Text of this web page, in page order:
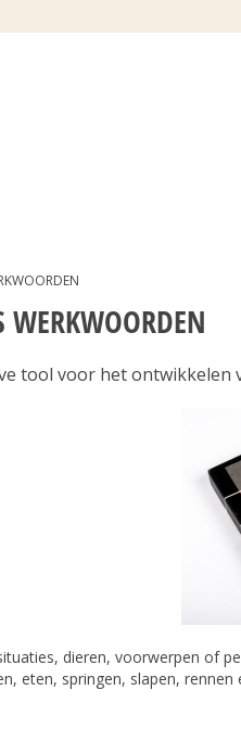
WERKWOORDEN
tool voor het ontwikkelen
dieren, voorwerpen of
eten, springen, slapen, rennen